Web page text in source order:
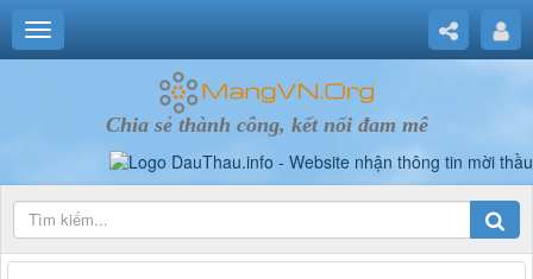
Chia sẻ thành công, kết nối đam mê